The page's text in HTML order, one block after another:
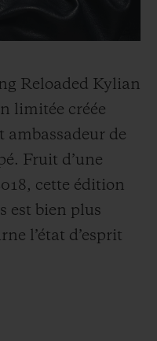
Reloaded Kylian
limitée créée
ambassadeur de
Fruit d’une
cette édition
est bien plus
l’état d’esprit
ambition,